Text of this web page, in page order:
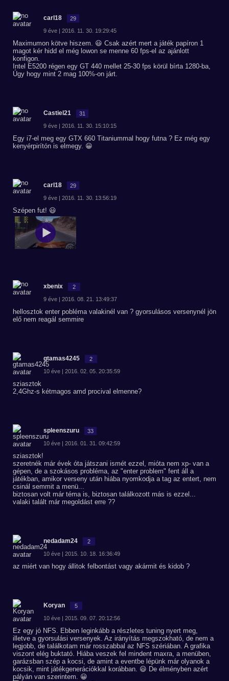
carl18 29
9 éve | 2016. 11. 30. 19:29:45
Maximumon kötve hiszem. 😃 Csak azért mert a játék papíron 1
magot kér hidd el még lowon se menne 60 fps-el az ajánlott
konfigon.
Intel E5200 régen egy GT 440 mellet 25-30 fps körül bírta 1280-ba,
Úgy hogy mint 2 mag 100%-on járt.
Castiel21 31
9 éve | 2016. 11. 30. 15:10:15
Egy i7-el meg egy GTX 660 Titaniummal hogy futna ? Ez még egy
kenyérpirítón is elmegy. 😀
carl18 29
9 éve | 2016. 11. 30. 13:56:19
Szépen fut! 😃
xbenix 2
9 éve | 2016. 08. 21. 13:49:37
hellosztok enter pobléma valakinél van ? gyorsulásos versenynél jön
elő nem reagál semmire
gtamas4245 2
10 éve | 2016. 02. 05. 20:35:59
sziasztok
2,4Ghz-s kétmagos amd procival elmenne?
spleenszuru 33
10 éve | 2016. 01. 31. 09:42:59
sziasztok!
szeretnék már évek óta játszani ismét ezzel, mióta nem xp- van a
gépen, de a szokásos probléma, az "enter problem" fent áll a
játékban, amikor verseny után hiába nyomkodja a tag az entert, nem
csinál semmit a menü...
biztosan volt már téma is, biztosan találkozott más is ezzel...
valaki talált már megoldást erre ??
nedadam24 2
10 éve | 2015. 10. 18. 16:36:49
az miért van hogy állitok felbontást vagy akármit és kidob ?
Koryan 5
10 éve | 2015. 09. 07. 20:12:56
Ez egy jó NFS. Ebben leginkább a részletes tuning nyert meg,
illetve a gyorsulási versenyek. Az irányítás megszokható, de nem a
legjobb, de találkotam már rosszabbal az NFS szériában. A grafika
viszont elég buktató. Hiába veszek fel mindent maxra, a menüben,
garázsban szép a kocsi, de amint a eventbe lépünk már olyanok a
kocsik, mint játékgenerációkkal korábban. 😃 De élményben azért
pályán van szerintem. 😀